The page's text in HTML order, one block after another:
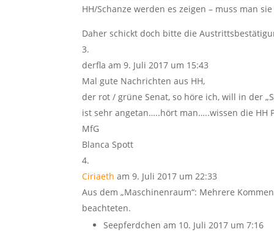
HH/Schanze werden es zeigen – muss man
Daher schickt doch bitte die
derfla am 9. Juli 2017 um 15:43
Mal gute Nachrichten aus HH,
der rot / grüne Senat, so höre ich, will in der
ist sehr angetan…..hört man…..wissen die HH
MfG
Blanca Spott
Ciriaeth am 9. Juli 2017 um 22:33
Aus dem „Maschinenraum“: Mehrere
beachteten.
Seepferdchen am 10. Juli 2017 um 7:16